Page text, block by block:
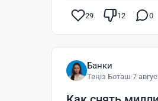
29 12 0
Банки
Теңіз Боташ·7